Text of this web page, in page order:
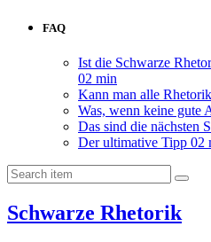
FAQ
Ist die Schwarze
02 min
Kann man alle
Was, wenn keine gute
Das sind die nächsten
Der ultimative Tipp 02
Schwarze Rhetorik